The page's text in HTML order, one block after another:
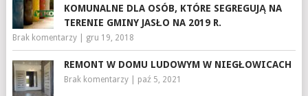
KOMUNALNE DLA OSÓB, KTÓRE SEGREGUJĄ NA
TERENIE GMINY JASŁO NA 2019 R.
Brak komentarzy| gru 19, 2018
REMONT W DOMU LUDOWYM W NIEGŁOWICACH
Brak komentarzy| paź 5, 2021